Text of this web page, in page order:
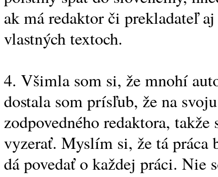
ak má redaktor či prekladateľ
vlastných textoch.
4. Všimla som si, že mnohí
dostala som prísľub, že na
zodpovedného redaktora,
vyzerať. Myslím si, že tá práca
dá povedať o každej práci. Nie